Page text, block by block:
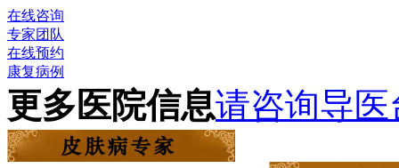
在线咨询
专家团队
在线预约
康复病例
更多医院信息请咨询导医